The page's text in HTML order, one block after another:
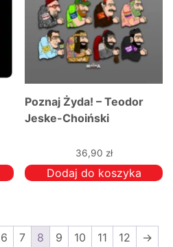
Poznaj Żyda! – Teodor
Jeske-Choiński
36,90 zł
Dodaj do koszyka
6 7 8 9 10 11 12 →